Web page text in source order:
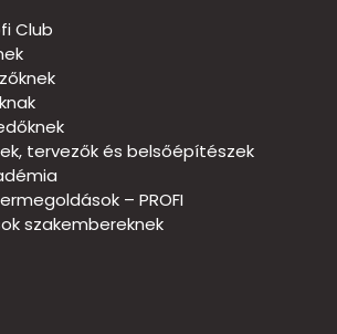
Club
tervezők és belsőépítészek
– PROFI
szakembereknek